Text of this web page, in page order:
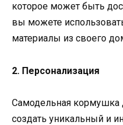
которое может быть
вы можете
материалы из своего
2. Персонализация
Самодельная кормушка
создать уникальный и